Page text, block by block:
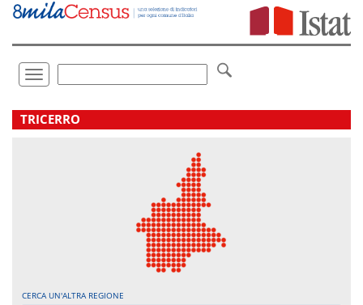
Vai
direttamente
Toggle
navigation
.
TRICERRO
CERCA UN'ALTRA REGIONE